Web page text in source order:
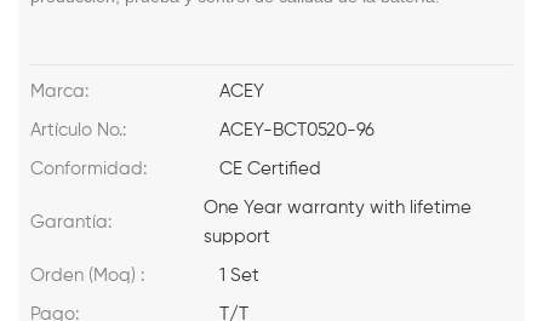
Marca: ACEY
Artículo No.: ACEY-BCT0520-96
Conformidad: CE Certified
Garantía:
One Year warranty with lifetime
support
Orden (Moq) : 1 Set
Pago: T/T